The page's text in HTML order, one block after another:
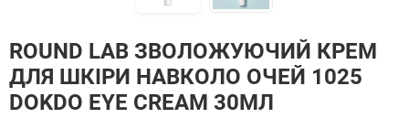
ROUND LAB ЗВОЛОЖУЮЧИЙ КРЕМ
ДЛЯ ШКІРИ НАВКОЛО ОЧЕЙ 1025
DOKDO EYE CREAM 30МЛ